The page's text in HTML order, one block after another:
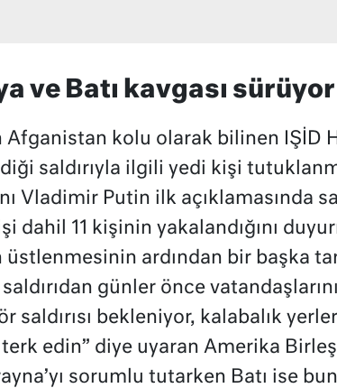
ve Batı kavgası sürüyor
Afganistan kolu olarak bilinen IŞİD
saldırıyla ilgili yedi kişi
Vladimir Putin ilk açıklamasında
dahil 11 kişinin yakalandığını
üstlenmesinin ardından bir başka
saldırıdan günler önce
saldırısı bekleniyor, kalabalık
edin” diye uyaran Amerika
sorumlu tutarken Batı ise